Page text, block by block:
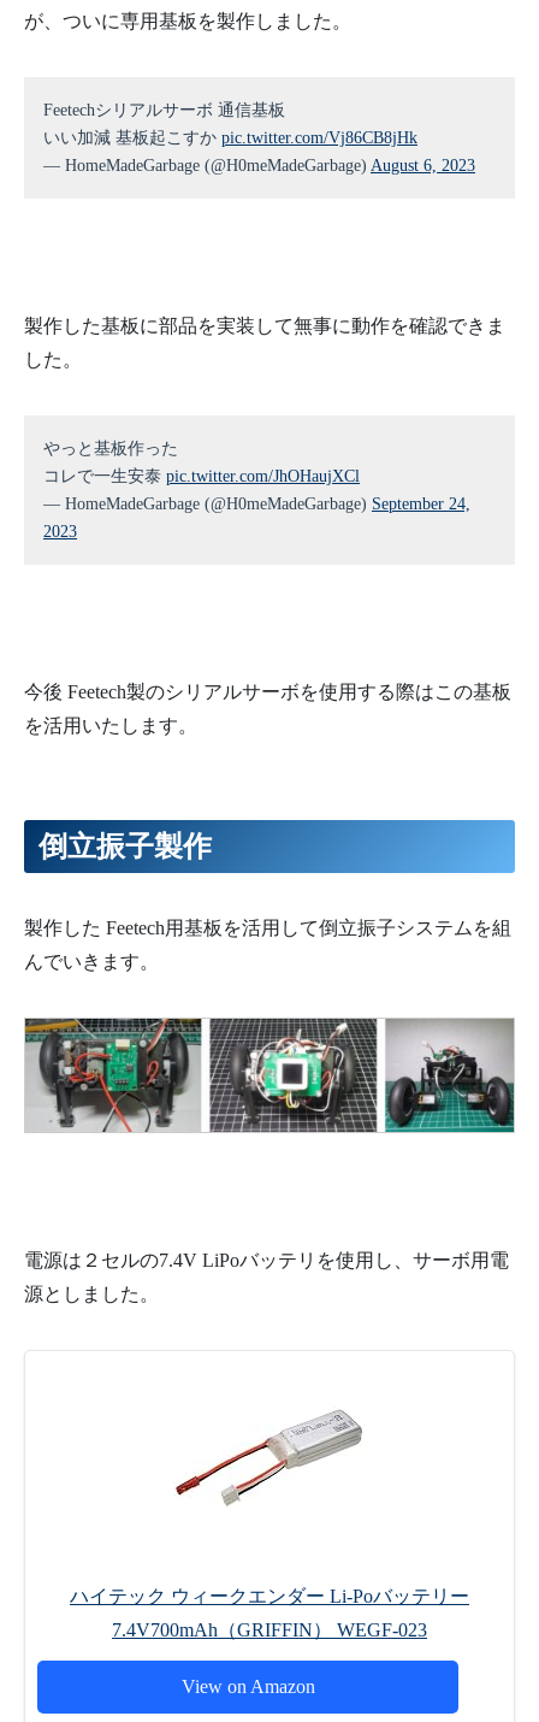
が、ついに専用基板を製作しました。
Feetechシリアルサーボ 通信基板
いい加減 基板起こすか pic.twitter.com/Vj86CB8jHk
— HomeMadeGarbage (@H0meMadeGarbage) August 6, 2023
製作した基板に部品を実装して無事に動作を確認できま
した。
やっと基板作った
コレで一生安泰 pic.twitter.com/JhOHaujXCl
— HomeMadeGarbage (@H0meMadeGarbage) September 24,
2023
今後 Feetech製のシリアルサーボを使用する際はこの基板
を活用いたします。
倒立振子製作
製作した Feetech用基板を活用して倒立振子システムを組
んでいきます。
電源は２セルの7.4V LiPoバッテリを使用し、サーボ用電
源としました。
ハイテック ウィークエンダー Li-Poバッテリー
7.4V700mAh（GRIFFIN） WEGF-023
View on Amazon